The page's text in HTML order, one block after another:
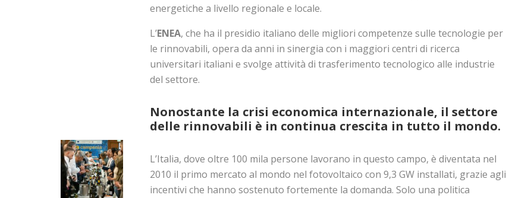
energetiche a livello regionale e locale.
L’ENEA, che ha il presidio italiano delle migliori competenze sulle tecnologie per
le rinnovabili, opera da anni in sinergia con i maggiori centri di ricerca
universitari italiani e svolge attività di trasferimento tecnologico alle industrie
del settore.
Nonostante la crisi economica internazionale, il settore
delle rinnovabili è in continua crescita in tutto il mondo.
L’Italia, dove oltre 100 mila persone lavorano in questo campo, è diventata nel
2010 il primo mercato al mondo nel fotovoltaico con 9,3 GW installati, grazie agli
incentivi che hanno sostenuto fortemente la domanda. Solo una politica